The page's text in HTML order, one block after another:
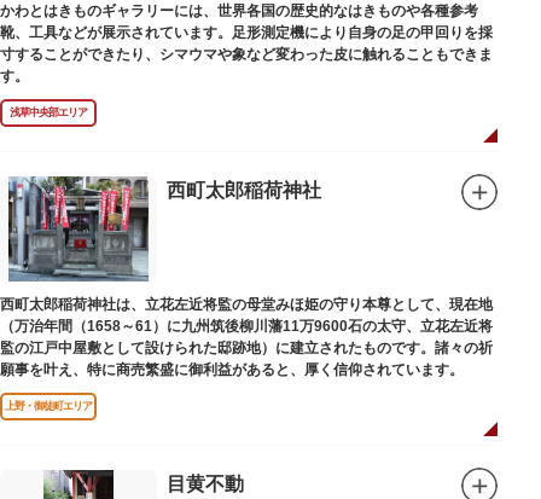
かわとはきものギャラリーには、世界各国の歴史的なはきものや各種参考
靴、工具などが展示されています。足形測定機により自身の足の甲回りを採
寸することができたり、シマウマや象など変わった皮に触れることもできま
す。
浅草中央部エリア
西町太郎稲荷神社
西町太郎稲荷神社は、立花左近将監の母堂みほ姫の守り本尊として、現在地
（万治年間（1658～61）に九州筑後柳川藩11万9600石の太守、立花左近将
監の江戸中屋敷として設けられた邸跡地）に建立されたものです。諸々の祈
願事を叶え、特に商売繁盛に御利益があると、厚く信仰されています。
上野・御徒町エリア
目黄不動